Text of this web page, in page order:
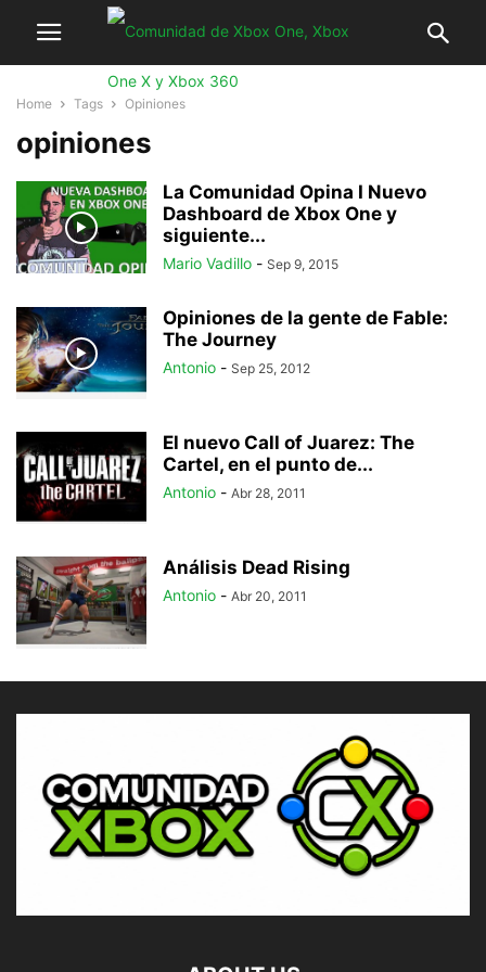
Home Tags Opiniones
opiniones
La Comunidad Opina I Nuevo
Dashboard de Xbox One y
siguiente...
Mario Vadillo - Sep 9, 2015
Opiniones de la gente de Fable:
The Journey
Antonio - Sep 25, 2012
El nuevo Call of Juarez: The
Cartel, en el punto de...
Antonio - Abr 28, 2011
Análisis Dead Rising
Antonio - Abr 20, 2011